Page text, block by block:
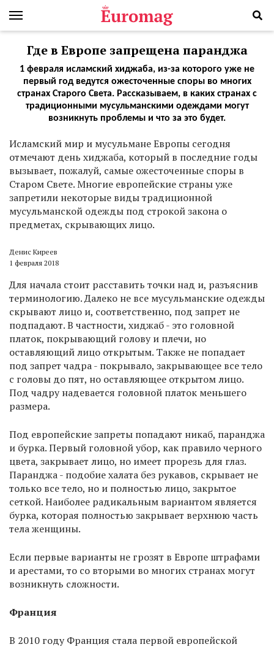
Где в Европе запрещена паранджа
1 февраля исламский хиджаба, из-за которого уже не
первый год ведутся ожесточенные споры во многих
странах Старого Света. Рассказываем, в каких странах с
традиционными мусульманскими одеждами могут
возникнуть проблемы и что за это будет.
Исламский мир и мусульмане Европы сегодня
отмечают день хиджаба, который в последние годы
вызывает, пожалуй, самые ожесточенные споры в
Старом Свете. Многие европейские страны уже
запретили некоторые виды традиционной
мусульманской одежды под строкой закона о
предметах, скрывающих лицо.
Денис Киреев
1 февраля 2018
Для начала стоит расставить точки над и, разъяснив
терминологию. Далеко не все мусульманские одежды
скрывают лицо и, соответственно, под запрет не
подпадают. В частности, хиджаб - это головной
платок, покрывающий голову и плечи, но
оставляющий лицо открытым. Также не попадает
под запрет чадра - покрывало, закрывающее все тело
с головы до пят, но оставляющее открытом лицо.
Под чадру надевается головной платок меньшего
размера.
Под европейские запреты попадают никаб, паранджа
и бурка. Первый головной убор, как правило черного
цвета, закрывает лицо, но имеет прорезь для глаз.
Паранджа - подобие халата без рукавов, скрывает не
только все тело, но и полностью лицо, закрытое
сеткой. Наиболее радикальным вариантом является
бурка, которая полностью закрывает верхнюю часть
тела женщины.
Если первые варианты не грозят в Европе штрафами
и арестами, то со вторыми во многих странах могут
возникнуть сложности.
Франция
В 2010 году Франция стала первой европейской